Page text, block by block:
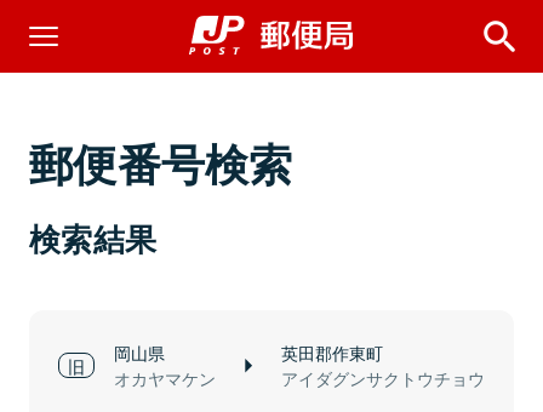
郵便番号検索
検索結果
岡山県
オカヤマケン
英田郡作東町
アイダグンサクトウチョウ